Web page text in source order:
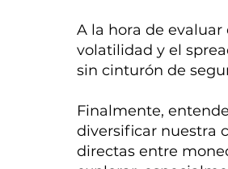
A la hora de
volatilidad y el
sin cinturón de
Finalmente,
diversificar nuestra
directas entre